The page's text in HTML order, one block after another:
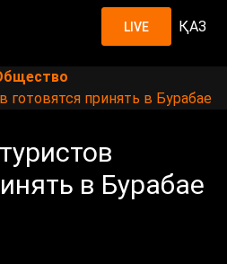
LIVE ҚАЗ
готовятся принять в Бурабае
в Бурабае